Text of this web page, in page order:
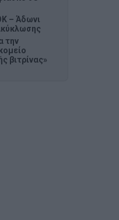
– Άδωνι
την
βιτρίνας»